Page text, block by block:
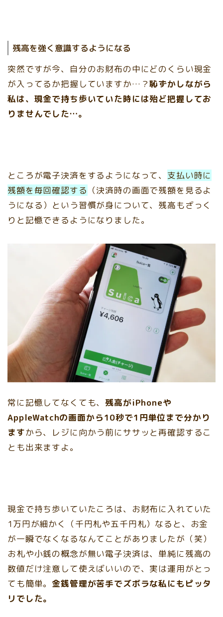
残高を強く意識するようになる
突然ですが今、自分のお財布の中にどのくらい現金
が入ってるか把握していますか…？恥ずかしながら
私は、現金で持ち歩いていた時には殆ど把握してお
りませんでした…。
ところが電子決済をするようになって、 支払い時に
残額を毎回確認する （決済時の画面で残額を見るよ
うになる）という習慣が身について、残高もざっく
りと記憶できるようになりました。
常に記憶してなくても、 残高がiPhoneや
AppleWatchの画面から10秒で1円単位まで分かり
ますから、レジに向かう前にササッと再確認するこ
とも出来ますよ。
現金で持ち歩いていたころは、お財布に入れていた
1万円が細かく（千円札や五千円札）なると、お金
が一瞬でなくなるなんてことがありましたが（笑）
お札や小銭の概念が無い電子決済は、単純に残高の
数値だけ注意して使えばいいので、実は運用がとっ
ても簡単。金銭管理が苦手でズボラな私にもピッタ
リでした。